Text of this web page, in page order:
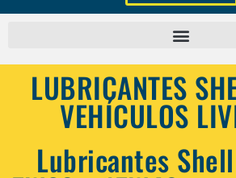
LUBRICANTES
VEHÍCULOS
Lubricantes